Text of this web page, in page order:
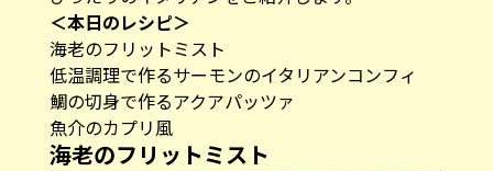
＜本日のレシピ＞
海老のフリットミスト
低温調理で作るサーモンのイタリアンコンフィ
鯛の切身で作るアクアパッツァ
魚介のカプリ風
海老のフリットミスト